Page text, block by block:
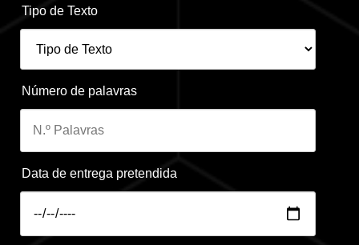
Tipo de Texto
Número de palavras
Data de entrega pretendida